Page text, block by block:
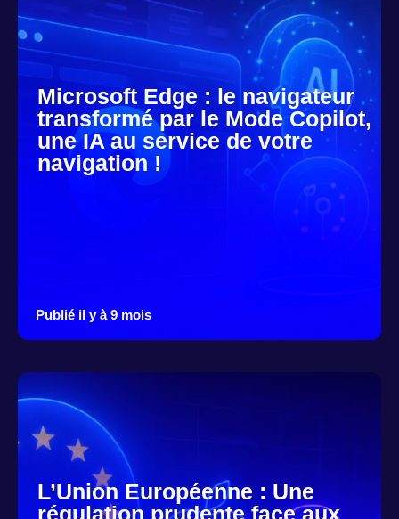
Microsoft Edge : le navigateur
transformé par le Mode Copilot,
une IA au service de votre
navigation !
Publié il y à 9 mois
L’Union Européenne : Une